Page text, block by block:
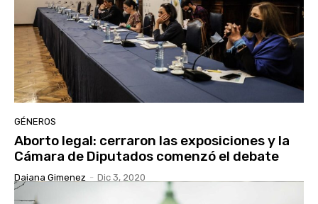
GÉNEROS
Aborto legal: cerraron las exposiciones y la
Cámara de Diputados comenzó el debate
Daiana Gimenez - Dic 3, 2020